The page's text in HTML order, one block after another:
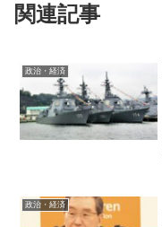
関連記事
政治・経済
政治・経済